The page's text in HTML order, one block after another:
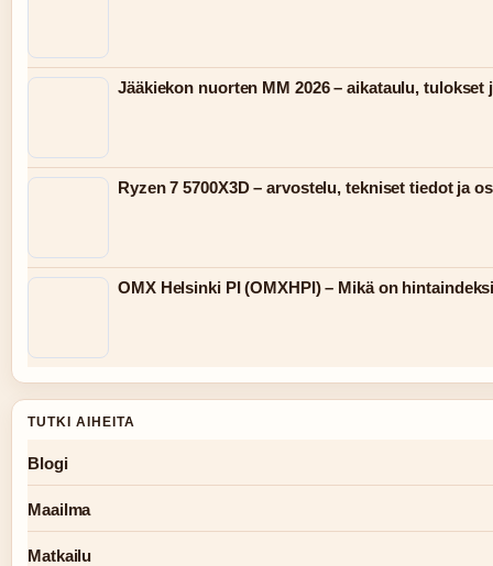
Jääkiekon nuorten MM 2026 – aikataulu, tulokset
Ryzen 7 5700X3D – arvostelu, tekniset tiedot ja
OMX Helsinki PI (OMXHPI) – Mikä on
TUTKI AIHEITA
Blogi
Maailma
Matkailu